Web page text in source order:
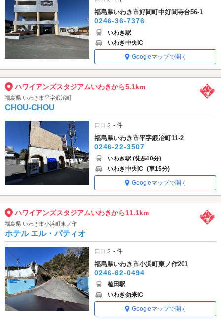
福島県いわき市好間町中好間寺台56-1
0246-36-7376
いわき駅
いわき中央IC
Googleマップで開く
ハワイアンズスタジアムいわきから5.1km
福島県 いわき市平字鍛冶町
CHOU-CHOU
口コミ - 件
福島県いわき市平字鍛冶町11-2
0246-22-3507
いわき駅 (徒歩10分)
いわき中央IC (車15分)
Googleマップで開く
ハワイアンズスタジアムいわきから11.1km
福島県 いわき市小浜町東ノ作
ホテル エル・パティオ
口コミ - 件
福島県いわき市小浜町東ノ作201
0246-62-0494
植田駅
いわき勿来IC
Googleマップで開く